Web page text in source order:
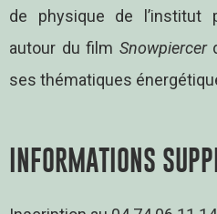
de physique de l’institut
autour du film Snowpiercer
ses thématiques
INFORMATIONS